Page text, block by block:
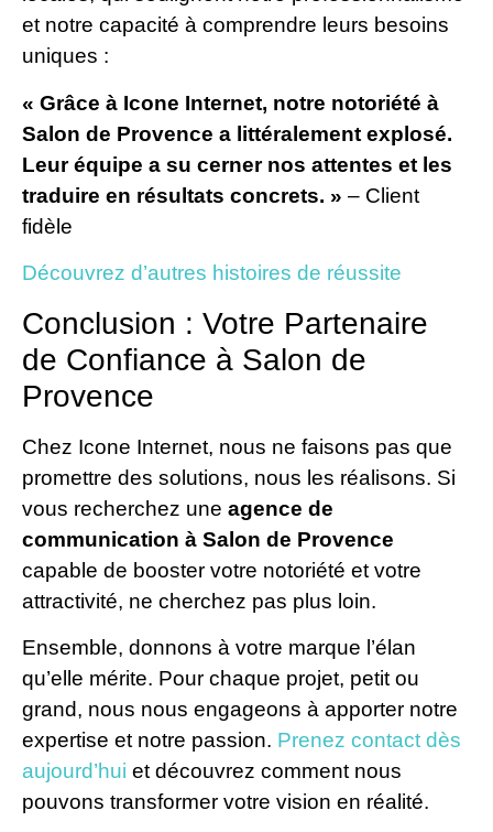
et notre capacité à comprendre leurs besoins
uniques :
« Grâce à Icone Internet, notre notoriété à
Salon de Provence a littéralement explosé.
Leur équipe a su cerner nos attentes et les
traduire en résultats concrets. » – Client
fidèle
Découvrez d’autres histoires de réussite
Conclusion : Votre Partenaire
de Confiance à Salon de
Provence
Chez Icone Internet, nous ne faisons pas que
promettre des solutions, nous les réalisons. Si
vous recherchez une agence de
communication à Salon de Provence
capable de booster votre notoriété et votre
attractivité, ne cherchez pas plus loin.
Ensemble, donnons à votre marque l’élan
qu’elle mérite. Pour chaque projet, petit ou
grand, nous nous engageons à apporter notre
expertise et notre passion. Prenez contact dès
aujourd’hui et découvrez comment nous
pouvons transformer votre vision en réalité.